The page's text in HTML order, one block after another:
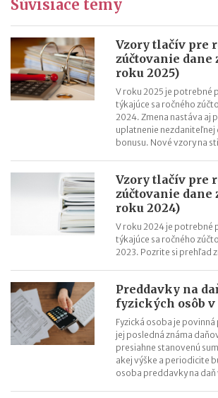
Ročné zúčtovanie dane za rok 2022 (v roku
Výpočet čistej mzdy v roku 2023
Daňový bonus na dieťa od 1.1.2023 – príklady
Daňový bonus na dieťa od 1.1.2023
Súvisiace témy
Vzory tlačív pre
zúčtovanie dane
roku 2025)
V roku 2025 je potrebné
týkajúce sa ročného
2024. Zmena nastáva aj
uplatnenie nezdaniteľnej
bonusu. Nové vzory na
Vzory tlačív pre
zúčtovanie dane
roku 2024)
V roku 2024 je potrebné
týkajúce sa ročného
2023. Pozrite si prehľad
Preddavky na
fyzických osôb v
Fyzická osoba je
jej posledná známa
presiahne stanovenú
akej výške a periodicite
osoba preddavky na daň